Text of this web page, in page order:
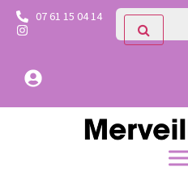
07 61 15 04 14